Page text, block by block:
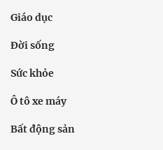
Giáo dục
Đời sống
Sức khỏe
Ô tô xe máy
Bất động sản